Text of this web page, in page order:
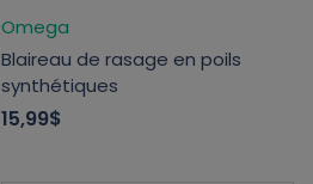
Omega
Blaireau de rasage en poils
synthétiques
15,99$